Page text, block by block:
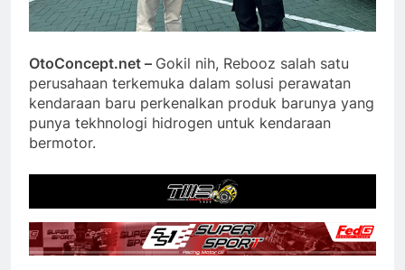
OtoConcept.net – Gokil nih, Rebooz salah satu
perusahaan terkemuka dalam solusi perawatan
kendaraan baru perkenalkan produk barunya yang
punya tekhnologi hidrogen untuk kendaraan
bermotor.